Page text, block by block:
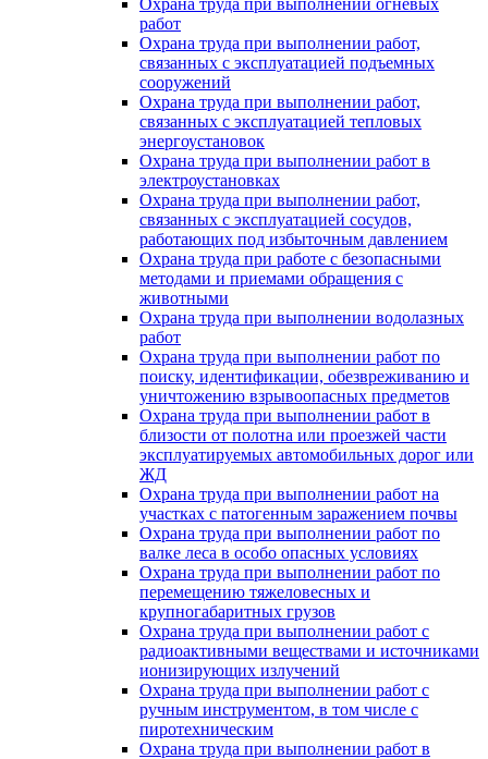
Охрана труда при выполнении огневых
работ
Охрана труда при выполнении работ,
связанных с эксплуатацией подъемных
сооружений
Охрана труда при выполнении работ,
связанных с эксплуатацией тепловых
энергоустановок
Охрана труда при выполнении работ в
электроустановках
Охрана труда при выполнении работ,
связанных с эксплуатацией сосудов,
работающих под избыточным давлением
Охрана труда при работе с безопасными
методами и приемами обращения с
животными
Охрана труда при выполнении водолазных
работ
Охрана труда при выполнении работ по
поиску, идентификации, обезвреживанию и
уничтожению взрывоопасных предметов
Охрана труда при выполнении работ в
близости от полотна или проезжей части
эксплуатируемых автомобильных дорог или
ЖД
Охрана труда при выполнении работ на
участках с патогенным заражением почвы
Охрана труда при выполнении работ по
валке леса в особо опасных условиях
Охрана труда при выполнении работ по
перемещению тяжеловесных и
крупногабаритных грузов
Охрана труда при выполнении работ с
радиоактивными веществами и источниками
ионизирующих излучений
Охрана труда при выполнении работ с
ручным инструментом, в том числе с
пиротехническим
Охрана труда при выполнении работ в